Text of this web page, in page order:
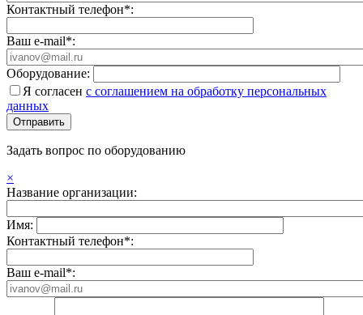
Контактный телефон*:
Ваш e-mail*:
Оборудование:
Я согласен с соглашением на обработку персональных
данных
Задать вопрос по оборудованию
×
Название организации:
Имя:
Контактный телефон*:
Ваш e-mail*: